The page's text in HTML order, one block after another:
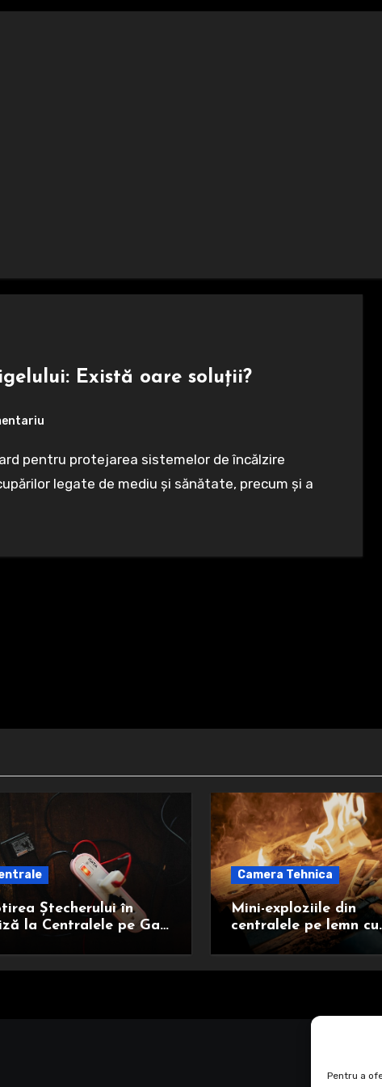
Pentru a
Există oare soluții?
legate de mediu și sănătate, precum și a
Ștecherului în
la Centralele pe Gaz
Camera Tehnica
Mini-exploziile din
centralele pe lemn cu
gazificare: cauze și
metode de prevenire